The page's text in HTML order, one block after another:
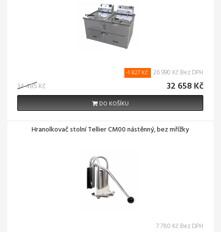
34 485 Kč
-1 827 Kč 26 990 Kč Bez DPH
32 658 Kč
DO KOŠÍKU
Hranolkovač stolní Tellier CM00 nástěnný, bez mřížky
7 780 Kč Bez DPH